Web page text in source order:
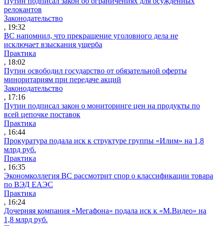
релокантов
Законодательство
, 19:32
ВС напомнил, что прекращение уголовного дела не
исключает взыскания ущерба
Практика
, 18:02
Путин освободил государство от обязательной оферты
миноритариям при передаче акций
Законодательство
, 17:16
Путин подписал закон о мониторинге цен на продукты по
всей цепочке поставок
Практика
, 16:44
Прокуратура подала иск к структуре группы «Илим» на 1,8
млрд руб.
Практика
, 16:35
Экономколлегия ВС рассмотрит спор о классификации товара
по ВЭД ЕАЭС
Практика
, 16:24
Дочерняя компания «Мегафона» подала иск к «М.Видео» на
1,8 млрд руб.